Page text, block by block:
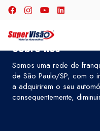
Sobre nós
Somos uma rede de
de São Paulo/SP, com o
a adquirirem o seu
consequentemente,